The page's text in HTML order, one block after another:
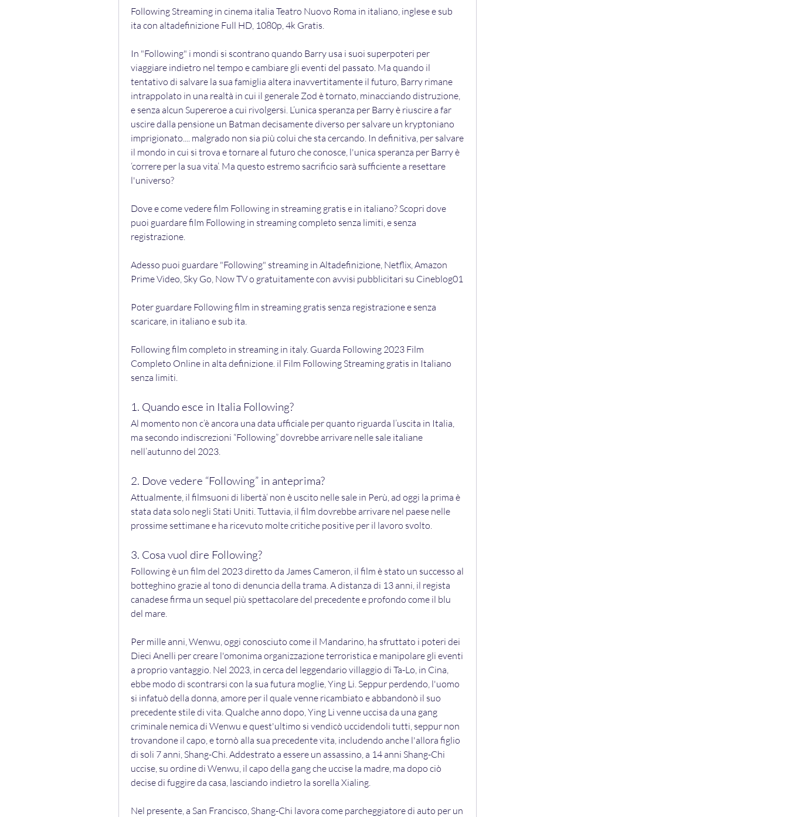
Following Streaming in cinema italia Teatro Nuovo Roma in italiano, inglese e sub
ita con altadefinizione Full HD, 1080p, 4k Gratis.
In "Following" i mondi si scontrano quando Barry usa i suoi superpoteri per
viaggiare indietro nel tempo e cambiare gli eventi del passato. Ma quando il
tentativo di salvare la sua famiglia altera inavvertitamente il futuro, Barry rimane
intrappolato in una realtà in cui il generale Zod è tornato, minacciando distruzione,
e senza alcun Supereroe a cui rivolgersi. L’unica speranza per Barry è riuscire a far
uscire dalla pensione un Batman decisamente diverso per salvare un kryptoniano
imprigionato.... malgrado non sia più colui che sta cercando. In definitiva, per salvare
il mondo in cui si trova e tornare al futuro che conosce, l'unica speranza per Barry è
‘correre per la sua vita’. Ma questo estremo sacrificio sarà sufficiente a resettare
l'universo?
Dove e come vedere film Following in streaming gratis e in italiano? Scopri dove
puoi guardare film Following in streaming completo senza limiti, e senza
registrazione.
Adesso puoi guardare "Following" streaming in Altadefinizione, Netflix, Amazon
Prime Video, Sky Go, Now TV o gratuitamente con avvisi pubblicitari su Cineblog01
Poter guardare Following film in streaming gratis senza registrazione e senza
scaricare, in italiano e sub ita.
Following film completo in streaming in italy. Guarda Following 2023 Film
Completo Online in alta definizione. il Film Following Streaming gratis in Italiano
senza limiti.
1. Quando esce in Italia Following?
Al momento non c’è ancora una data ufficiale per quanto riguarda l’uscita in Italia,
ma secondo indiscrezioni “Following” dovrebbe arrivare nelle sale italiane
nell’autunno del 2023.
2. Dove vedere “Following” in anteprima?
Attualmente, il filmsuoni di libertà‘ non è uscito nelle sale in Perù, ad oggi la prima è
stata data solo negli Stati Uniti. Tuttavia, il film dovrebbe arrivare nel paese nelle
prossime settimane e ha ricevuto molte critiche positive per il lavoro svolto.
3. Cosa vuol dire Following?
Following è un film del 2023 diretto da James Cameron, il film è stato un successo al
botteghino grazie al tono di denuncia della trama. A distanza di 13 anni, il regista
canadese firma un sequel più spettacolare del precedente e profondo come il blu
del mare.
Per mille anni, Wenwu, oggi conosciuto come il Mandarino, ha sfruttato i poteri dei
Dieci Anelli per creare l'omonima organizzazione terroristica e manipolare gli eventi
a proprio vantaggio. Nel 2023, in cerca del leggendario villaggio di Ta-Lo, in Cina,
ebbe modo di scontrarsi con la sua futura moglie, Ying Li. Seppur perdendo, l'uomo
si infatuò della donna, amore per il quale venne ricambiato e abbandonò il suo
precedente stile di vita. Qualche anno dopo, Ying Li venne uccisa da una gang
criminale nemica di Wenwu e quest'ultimo si vendicò uccidendoli tutti, seppur non
trovandone il capo, e tornò alla sua precedente vita, includendo anche l'allora figlio
di soli 7 anni, Shang-Chi. Addestrato a essere un assassino, a 14 anni Shang-Chi
uccise, su ordine di Wenwu, il capo della gang che uccise la madre, ma dopo ciò
decise di fuggire da casa, lasciando indietro la sorella Xialing.
Nel presente, a San Francisco, Shang-Chi lavora come parcheggiatore di auto per un